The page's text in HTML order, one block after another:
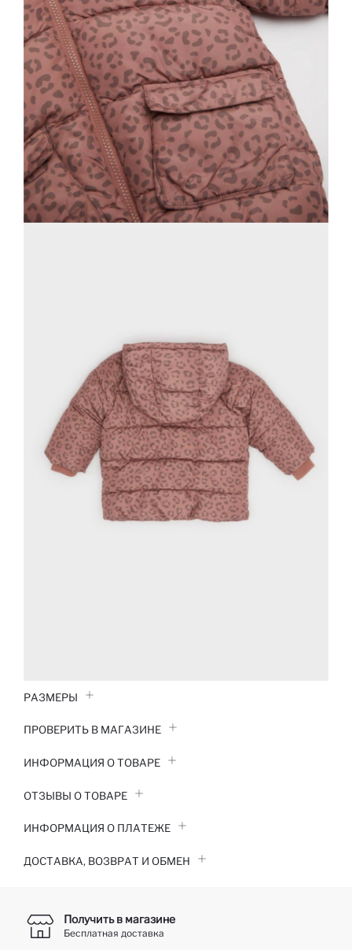
РАЗМЕРЫ
ПРОВЕРИТЬ В МАГАЗИНЕ
ИНФОРМАЦИЯ О ТОВАРЕ
ОТЗЫВЫ О ТОВАРЕ
ИНФОРМАЦИЯ О ПЛАТЕЖЕ
ДОСТАВКА, ВОЗВРАТ И ОБМЕН
Получить в магазине
Бесплатная доставка